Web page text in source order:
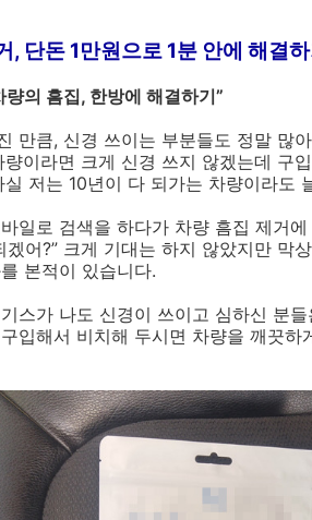
, 단돈 1만원으로 1분 안에 해결하
량의 흠집, 한방에 해결하기”
만큼, 신경 쓰이는 부분들도 정말 많
량이라면 크게 신경 쓰지 않겠는데 구
실 저는 10년이 다 되가는 차량이라도
일로 검색을 하다가 차량 흠집 제거
겠어?” 크게 기대는 하지 않았지만 막
본적이 있습니다.
스가 나도 신경이 쓰이고 심하신 분
입해서 비치해 두시면 차량을 깨끗